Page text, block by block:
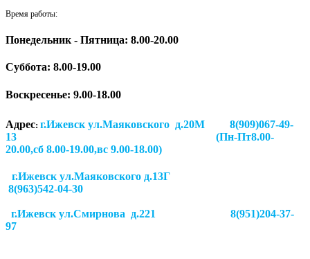
Время работы:
Понедельник - Пятница: 8.00-20.00
Суббота: 8.00-19.00
Воскресенье: 9.00-18.00
Адрес: г.Ижевск ул.Маяковского д.20М 8(909)067-49-
13 (Пн-Пт8.00-
20.00,сб 8.00-19.00,вс 9.00-18.00)
г.Ижевск ул.Маяковского д.13Г
8(963)542-04-30
г.Ижевск ул.Смирнова д.221
8(951)204-37-
97